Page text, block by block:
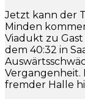
Jetzt kann der
Minden
Viadukt zu Gast
dem 40:32 in
Vergangenheit.
fremder Halle